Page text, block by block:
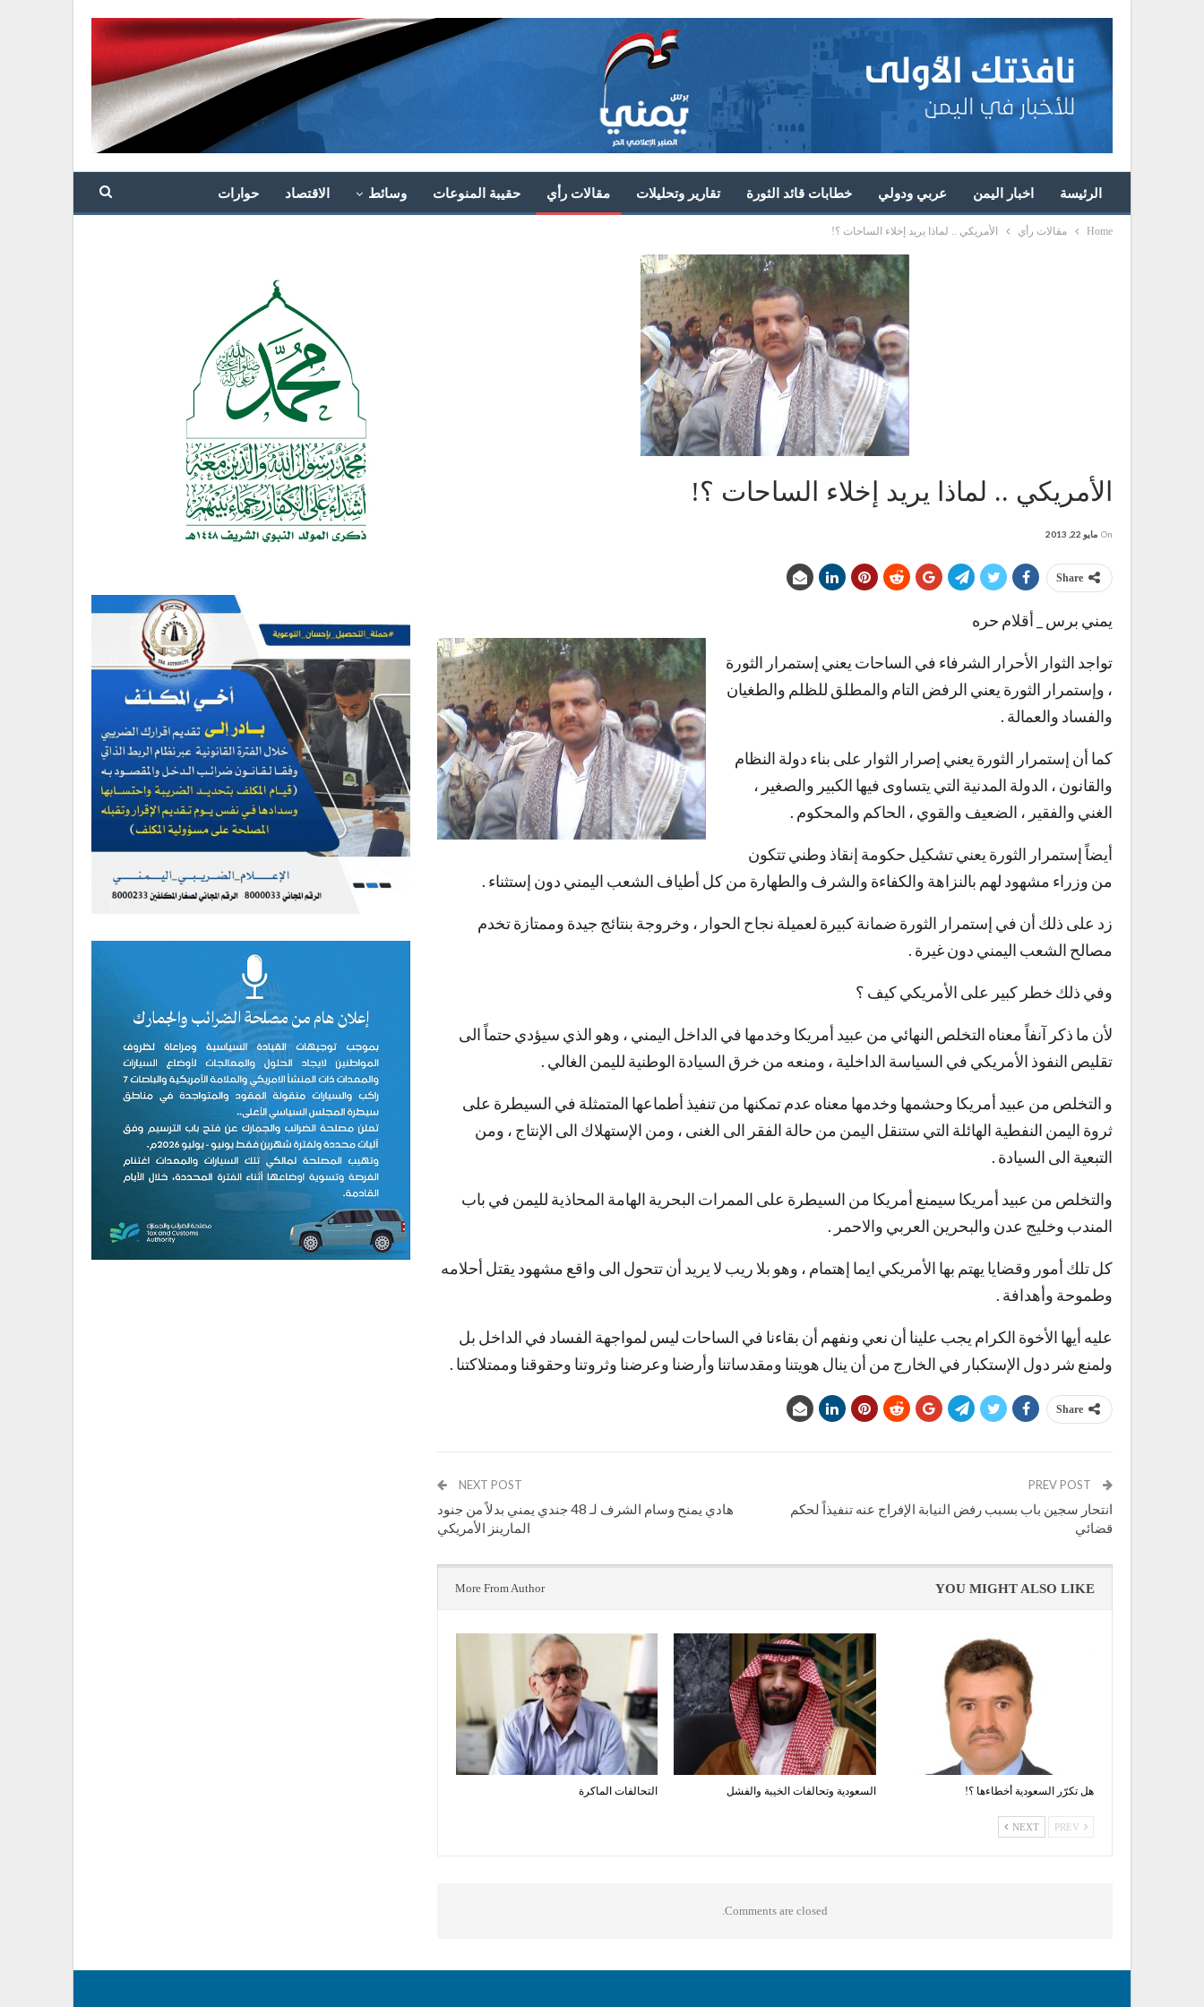
الرئيسة اخبار اليمن عربي ودولي خطابات قائد الثورة تقارير وتحليلات مقالات رأي حقيبة المنوعات وسائط الاقتصاد حوارات
Home مقالات رأي الأمريكي .. لماذا يريد إخلاء الساحات ؟!
الأمريكي .. لماذا يريد إخلاء الساحات ؟!
On مايو 22, 2013
Share
يمني برس _ أقلام حره
تواجد الثوار الأحرار الشرفاء في الساحات يعني إستمرار الثورة
، وإستمرار الثورة يعني الرفض التام والمطلق للظلم والطغيان
والفساد والعمالة .
كما أن إستمرار الثورة يعني إصرار الثوار على بناء دولة النظام
والقانون ، الدولة المدنية التي يتساوى فيها الكبير والصغير ،
الغني والفقير ، الضعيف والقوي ، الحاكم والمحكوم .
أيضاً إستمرار الثورة يعني تشكيل حكومة إنقاذ وطني تتكون
من وزراء مشهود لهم بالنزاهة والكفاءة والشرف والطهارة من كل أطياف الشعب اليمني دون إستثناء .
زد على ذلك أن في إستمرار الثورة ضمانة كبيرة لعميلة نجاح الحوار ، وخروجة بنتائج جيدة وممتازة تخدم
مصالح الشعب اليمني دون غيرة .
وفي ذلك خطر كبير على الأمريكي كيف ؟
لأن ما ذكر آنفاً معناه التخلص النهائي من عبيد أمريكا وخدمها في الداخل اليمني ، وهو الذي سيؤدي حتماً الى
تقليص النفوذ الأمريكي في السياسة الداخلية ، ومنعه من خرق السيادة الوطنية لليمن الغالي .
و التخلص من عبيد أمريكا وحشمها وخدمها معناه عدم تمكنها من تنفيذ أطماعها المتمثلة في السيطرة على
ثروة اليمن النفطية الهائلة التي ستنقل اليمن من حالة الفقر الى الغنى ، ومن الإستهلاك الى الإنتاج ، ومن
التبعية الى السيادة .
والتخلص من عبيد أمريكا سيمنع أمريكا من السيطرة على الممرات البحرية الهامة المحاذية لليمن في باب
المندب وخليج عدن والبحرين العربي والاحمر .
كل تلك أمور وقضايا يهتم بها الأمريكي ايما إهتمام ، وهو بلا ريب لا يريد أن تتحول الى واقع مشهود يقتل أحلامه
وطموحة وأهدافة .
عليه أيها الأخوة الكرام يجب علينا أن نعي ونفهم أن بقاءنا في الساحات ليس لمواجهة الفساد في الداخل بل
ولمنع شر دول الإستكبار في الخارج من أن ينال هويتنا ومقدساتنا وأرضنا وعرضنا وثروتنا وحقوقنا وممتلاكتنا .
Share
انتحار سجين باب بسبب رفض النيابة الإفراج عنه تنفيذاً لحكم
قضائي
NEXT POST
هادي يمنح وسام الشرف لـ 48 جندي يمني بدلاً من جنود
المارينز الأمريكي
YOU MIGHT ALSO LIKE
More From Author
هل تكرّر السعودية أخطاءها ؟! السعودية وتحالفات الخيبة والفشل التحالفات الماكرة
NEXT
Comments are closed.